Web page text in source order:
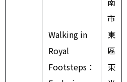
Walking in
Royal
Footsteps：
市
東
區
東